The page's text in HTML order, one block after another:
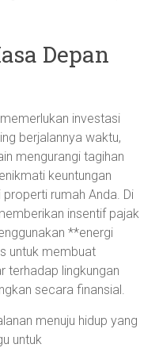
Depan
investasi
berjalannya waktu,
mengurangi tagihan
keuntungan
rumah Anda. Di
insentif pajak
**energi
untuk membuat
terhadap lingkungan
secara finansial.
menuju hidup yang
untuk